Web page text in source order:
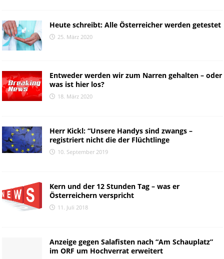
Heute schreibt: Alle Österreicher werden getestet
25. März 2020
Entweder werden wir zum Narren gehalten – oder
was ist hier los?
18. März 2020
Herr Kickl: “Unsere Handys sind zwangs –
registriert nicht die der Flüchtlinge
10. September 2019
Kern und der 12 Stunden Tag – was er
Österreichern verspricht
11. Juli 2018
Anzeige gegen Salafisten nach “Am Schauplatz”
im ORF um Hochverrat erweitert